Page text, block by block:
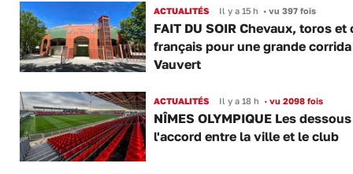
ACTUALITÉS Il y a 15 h •vu 397 fois
FAIT DU SOIR Chevaux, toros et
français pour une grande corrida
Vauvert
ACTUALITÉS Il y a 18 h •vu 2098 fois
NÎMES OLYMPIQUE Les
l'accord entre la ville et le club